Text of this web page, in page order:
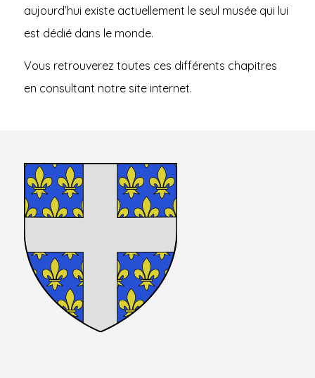
aujourd’hui existe actuellement le seul musée qui lui
est dédié dans le monde.
Vous retrouverez toutes ces différents chapitres
en consultant notre site internet.